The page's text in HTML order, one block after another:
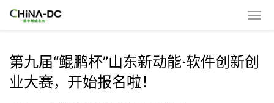
第九届“鲲鹏杯”山东新动能·软件创新创
业大赛，开始报名啦！